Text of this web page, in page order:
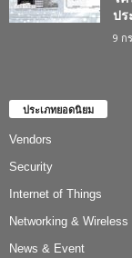
ปร
9 ก
ประเภทยอดนิยม
Vendors
Security
Internet of Things
Networking & Wireless
News & Event